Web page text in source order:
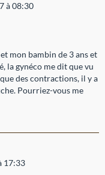
à 08:30
mon bambin de 3 ans et
la gynéco me dit que vu
des contractions, il y a
Pourriez-vous me
17:33